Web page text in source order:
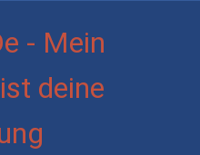
- Mein
deine